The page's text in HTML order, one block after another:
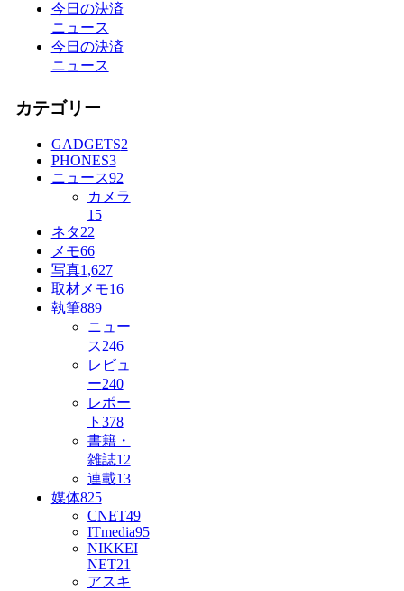
今日の決済
ニュース
今日の決済
ニュース
カテゴリー
GADGETS2
PHONES3
ニュース92
カメラ
15
ネタ22
メモ66
写真1,627
取材メモ16
執筆889
ニュー
ス246
レビュ
ー240
レポー
ト 378
書籍・
雑誌12
連載13
媒体825
CNET49
ITmedia95
NIKKEI
NET21
アスキ